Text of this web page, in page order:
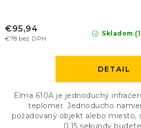
Skladom
€78 bez DPH
€95,94
DETAIL
Elma 610A je jednoduchý
teplomer. Jednoducho
požadovaný objekt alebo miesto,
0,15 sekundy